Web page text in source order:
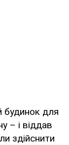
будинок для
– і віддав
здійснити